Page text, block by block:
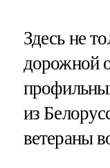
Здесь не
дорожной
из
ветераны